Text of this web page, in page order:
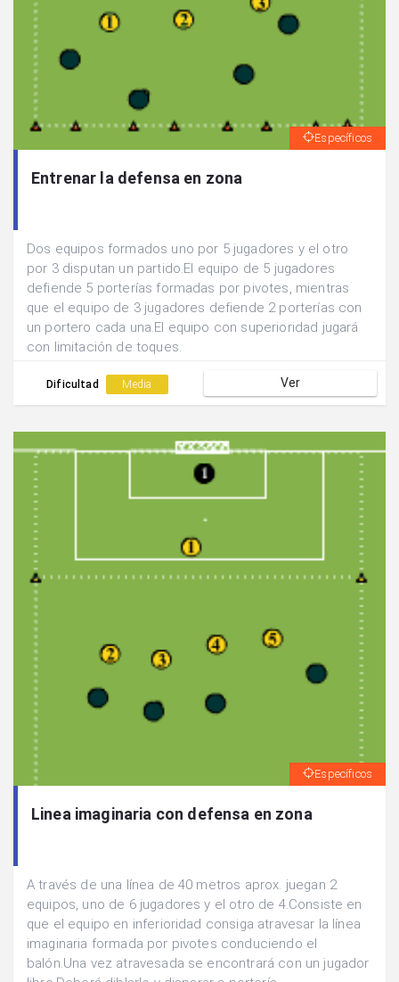
Específicos
Entrenar la defensa en zona
Dos equipos formados uno por 5 jugadores y el otro
por 3 disputan un partido.El equipo de 5 jugadores
defiende 5 porterías formadas por pivotes, mientras
que el equipo de 3 jugadores defiende 2 porterías con
un portero cada una.El equipo con superioridad jugará
con limitación de toques.
Dificultad Media Ver
Específicos
Linea imaginaria con defensa en zona
A través de una línea de 40 metros aprox. juegan 2
equipos, uno de 6 jugadores y el otro de 4.Consiste en
que el equipo en inferioridad consiga atravesar la línea
imaginaria formada por pivotes conduciendo el
balón.Una vez atravesada se encontrará con un jugador